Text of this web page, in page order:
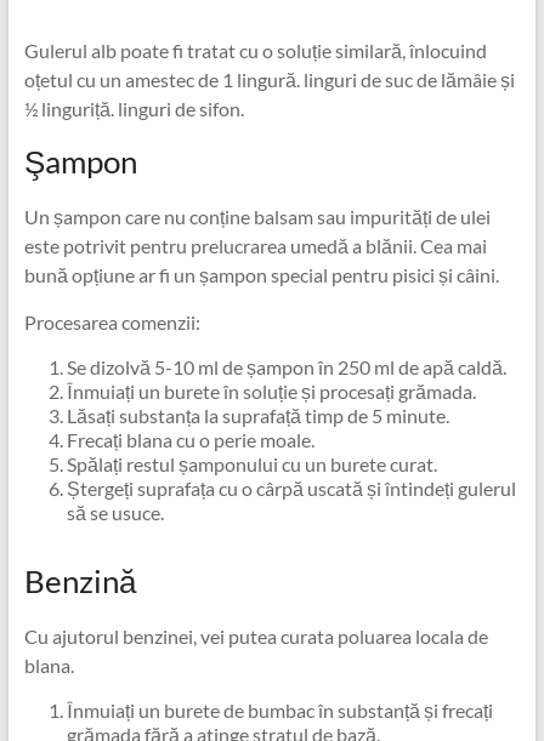
Gulerul alb poate fi tratat cu o soluție similară, înlocuind
oțetul cu un amestec de 1 lingură. linguri de suc de lămâie și
½ linguriță. linguri de sifon.
Şampon
Un șampon care nu conține balsam sau impurități de ulei
este potrivit pentru prelucrarea umedă a blănii. Cea mai
bună opțiune ar fi un șampon special pentru pisici și câini.
Procesarea comenzii:
Se dizolvă 5-10 ml de șampon în 250 ml de apă caldă.
Înmuiați un burete în soluție și procesați grămada.
Lăsați substanța la suprafață timp de 5 minute.
Frecați blana cu o perie moale.
Spălați restul șamponului cu un burete curat.
Ștergeți suprafața cu o cârpă uscată și întindeți gulerul
să se usuce.
Benzină
Cu ajutorul benzinei, vei putea curata poluarea locala de
blana.
Înmuiați un burete de bumbac în substanță și frecați
grămada fără a atinge stratul de bază.